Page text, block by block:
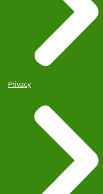
Privacy